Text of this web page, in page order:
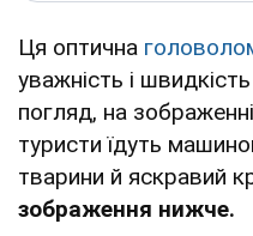
Ця оптична
уважність і
погляд, на
туристи їдуть
тварини й яскравий
зображення нижче.